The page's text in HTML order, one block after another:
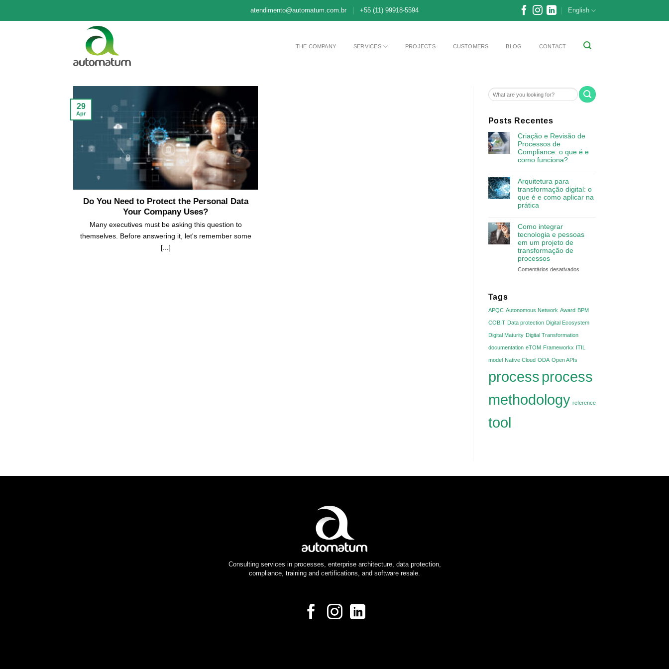
atendimento@automatum.com.br +55 (11) 99918-5594 English
THE COMPANY SERVICES PROJECTS CUSTOMERS BLOG CONTACT
Do You Need to Protect the Personal Data
Your Company Uses?
Many executives must be asking this question to
themselves. Before answering it, let's remember some
[...]
29
Apr
Posts Recentes
Criação e Revisão de
Processos de
Compliance: o que é e
como funciona?
Arquitetura para
transformação digital: o
que é e como aplicar na
prática
Como integrar
tecnologia e pessoas
em um projeto de
transformação de
processos
Comentários desativadosem
pessoas
de
Tags
APQC Autonomous Network Award BPM
COBIT Data protection Digital Ecosystem
Digital Maturity Digital Transformation
documentation eTOM Frameworkx ITIL
model Native Cloud ODA Open APIs
process process
methodology reference
tool
Consulting services in processes, enterprise architecture, data protection,
compliance, training and certifications, and software resale.